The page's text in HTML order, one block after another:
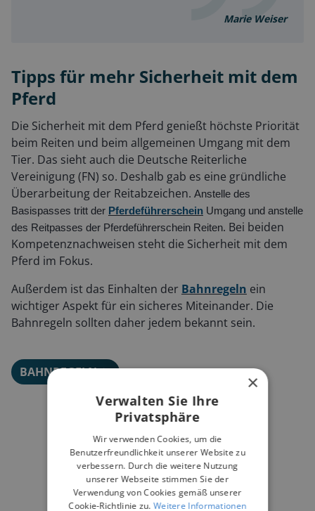
Marie Weiser
Tipps für mehr Sicherheit mit dem
Pferd
Die Sicherheit mit dem Pferd genießt höchste Priorität
beim Reiten und beim allgemeinen Umgang mit dem
Tier. Das sieht auch die Deutsche Reiterliche
Vereinigung (FN) so. Deshalb gab es eine gründliche
Überarbeitung der Reitabzeichen. Anstelle des
Basispasses tritt der Pferdeführerschein Umgang und anstelle
des Reitpasses der Pferdeführerschein Reiten. Bei beiden
Kompetenznachweisen steht die Sicherheit mit dem
Pferd im Fokus.
Außerdem ist das Einhalten der Bahnregeln ein
wichtiger Aspekt für ein sicheres Miteinander. Die
Bahnregeln sollten daher jedem bekannt sein.
BAHNREGELN ×
Verwalten Sie Ihre
Privatsphäre
Wir verwenden Cookies, um die
Benutzerfreundlichkeit unserer Website zu
verbessern. Durch die weitere Nutzung
unserer Webseite stimmen Sie der
Verwendung von Cookies gemäß unserer
Cookie-Richtlinie zu.Weitere Informationen